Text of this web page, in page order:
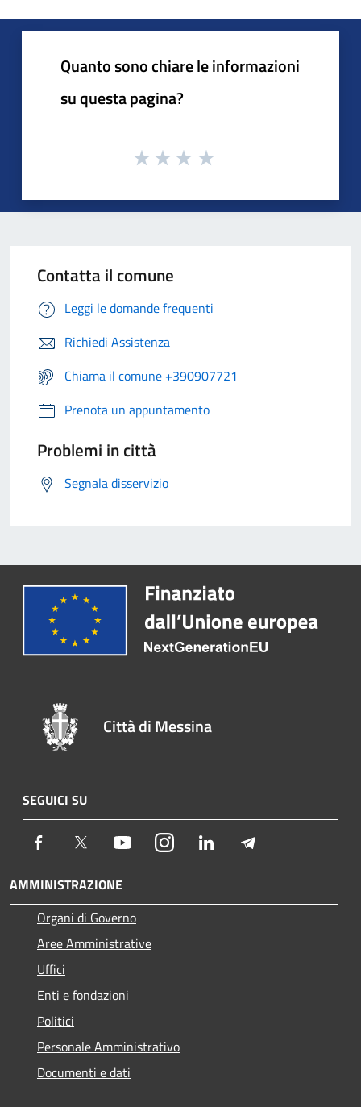
Quanto sono chiare le informazioni
su questa pagina?
Contatta il comune
Leggi le domande frequenti
Richiedi Assistenza
Chiama il comune +390907721
Prenota un appuntamento
Problemi in città
Segnala disservizio
Città di Messina
SEGUICI SU
Facebook Twitter YoutubeInstagram LinkedIn
AMMINISTRAZIONE
Organi di Governo
Aree Amministrative
Uffici
Enti e fondazioni
Politici
Personale Amministrativo
Documenti e dati